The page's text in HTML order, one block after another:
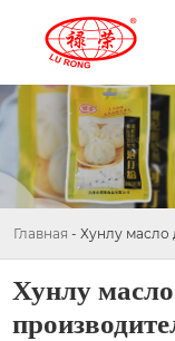
Главная - Хунлу масло
Хунлу